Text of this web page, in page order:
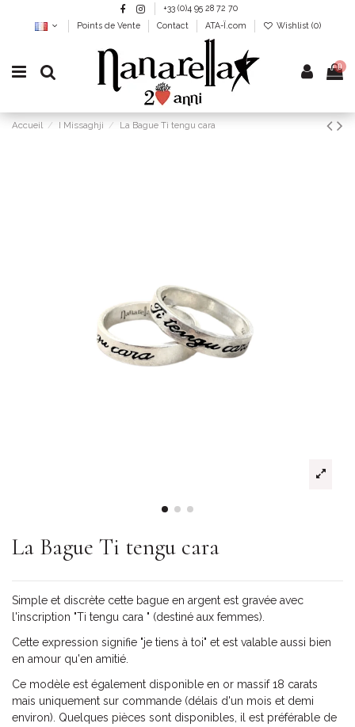
+33 (0)4 95 28 72 70
Points de Vente
Contact ATA-Ï.com Wishlist (0)
0
Accueil I Missaghji La Bague Ti tengu cara
La Bague Ti tengu cara
Simple et discrète cette bague en argent est gravée avec
l'inscription "Ti tengu cara " (destiné aux femmes).
Cette expression signifie "je tiens à toi" et est valable aussi bien
en amour qu'en amitié.
Ce modèle est également disponible en or massif 18 carats
mais uniquement sur commande (délais d'un mois et demi
environ). Quelques pièces sont disponibles, il est préférable de